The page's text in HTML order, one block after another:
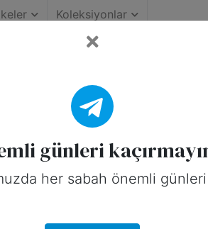
Koleksiyonlar
Günleri
günleri
her sabah önemli günleri